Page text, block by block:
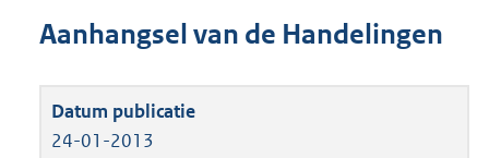
Aanhangsel van de Handelingen
24-01-2013